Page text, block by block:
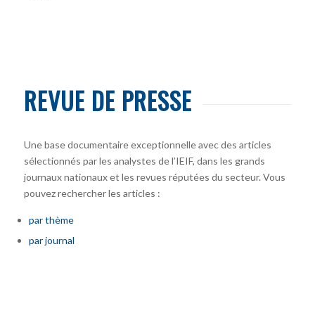
REVUE DE PRESSE
Une base documentaire exceptionnelle avec des articles
sélectionnés par les analystes de l’IEIF, dans les grands
journaux nationaux et les revues réputées du secteur. Vous
pouvez rechercher les articles :
par thème
par journal